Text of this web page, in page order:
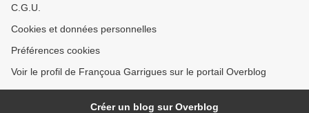
C.G.U.
Cookies et données personnelles
Préférences cookies
Voir le profil de Françoua Garrigues sur le portail Overblog
Créer un blog sur Overblog